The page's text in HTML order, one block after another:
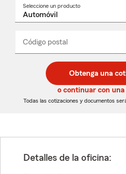
Seleccione un producto
desplegable
Código postal
de
5
dígitos
de
5
dígitos
_____
Obtenga una
o continuar con
Todas las cotizaciones y documentos
Detalles de la oficina: